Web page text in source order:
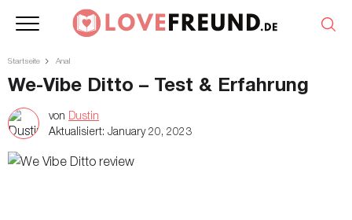
Startseite Anal
We-Vibe Ditto – Test & Erfahrung
von Dustin
Aktualisiert: January 20, 2023